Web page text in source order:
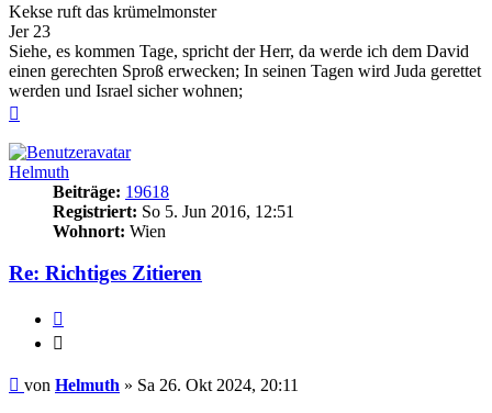
Kekse ruft das krümelmonster
Jer 23
Siehe, es kommen Tage, spricht der Herr, da werde ich dem David
einen gerechten Sproß erwecken; In seinen Tagen wird Juda gerettet
werden und Israel sicher wohnen;
Helmuth
Beiträge: 19618
Registriert: So 5. Jun 2016, 12:51
Wohnort: Wien
Re: Richtiges Zitieren
Beitrag
von Helmuth » Sa 26. Okt 2024, 20:11